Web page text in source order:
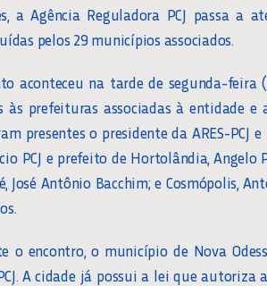
a Agência Reguladora PCJ passa a
pelos 29 municípios associados.
aconteceu na tarde de segunda-feira
às prefeituras associadas à entidade e
presentes o presidente da ARES-PCJ
PCJ e prefeito de Hortolândia,
José Antônio Bacchim; e Cosmópolis,
o encontro, o município de Nova
A cidade já possui a lei que